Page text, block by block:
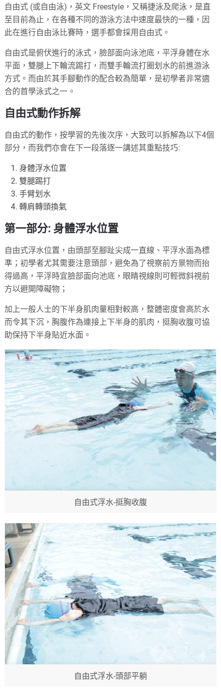
自由式 (或自由泳)，英文 Freestyle，又稱捷泳及爬泳，是直
至目前為止，在各種不同的游泳方法中速度最快的一種，因
此在進行自由泳比賽時，選手都會採用自由式。
自由式是俯伏進行的泳式，臉部面向泳池底，平浮身體在水
平面，雙腿上下輪流踢打，而雙手輪流打圈划水的前進游泳
方式。而由於其手腳動作的配合較為簡單，是初學者非常適
合的首學泳式之一。
自由式動作拆解
自由式的動作，按學習的先後次序，大致可以拆解為以下4個
部分，而我們亦會在下一段落逐一講述其重點技巧:
身體浮水位置
雙腿踢打
手臂划水
轉肩轉頭換氣
第一部分: 身體浮水位置
自由式浮水位置，由頭部至腳趾尖成一直線、平浮水面為標
準；初學者尤其需要注意頭部，避免為了視察前方景物而抬
得過高，平浮時宜臉部面向池底，眼睛視線則可輕微斜視前
方以避開障礙物；
加上一般人士的下半身肌肉量相對較高，整體密度會高於水
而令其下沉，胸腹作為連接上下半身的肌肉，挺胸收腹可協
助保持下半身貼近水面。
自由式浮水-挺胸收腹
自由式浮水-頭部平躺